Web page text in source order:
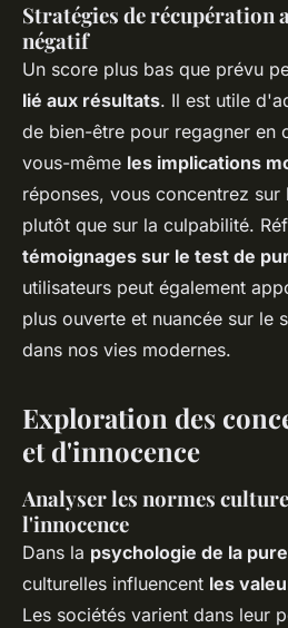
Stratégies de récupération
négatif
Un score plus bas que prévu
lié aux résultats. Il est utile
de bien-être pour regagner en
vous-même les implications
réponses, vous concentrez
plutôt que sur la culpabilité.
témoignages sur le test de
utilisateurs peut également
plus ouverte et nuancée sur le
dans nos vies modernes.
Exploration des
et d'innocence
Analyser les normes
l'innocence
Dans la psychologie de la
culturelles influencent les
Les sociétés varient dans leur